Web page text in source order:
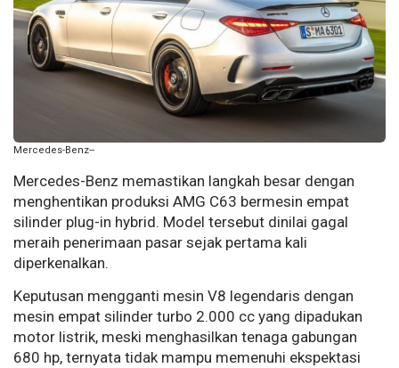
Mercedes-Benz--
Mercedes-Benz memastikan langkah besar dengan
menghentikan produksi AMG C63 bermesin empat
silinder plug-in hybrid. Model tersebut dinilai gagal
meraih penerimaan pasar sejak pertama kali
diperkenalkan.
Keputusan mengganti mesin V8 legendaris dengan
mesin empat silinder turbo 2.000 cc yang dipadukan
motor listrik, meski menghasilkan tenaga gabungan
680 hp, ternyata tidak mampu memenuhi ekspektasi